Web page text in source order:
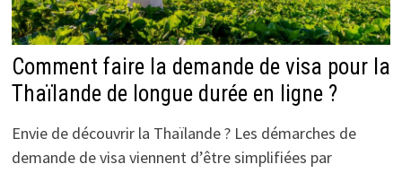
Comment faire la demande de visa pour la
Thaïlande de longue durée en ligne ?
Envie de découvrir la Thaïlande ? Les démarches de
demande de visa viennent d’être simplifiées par